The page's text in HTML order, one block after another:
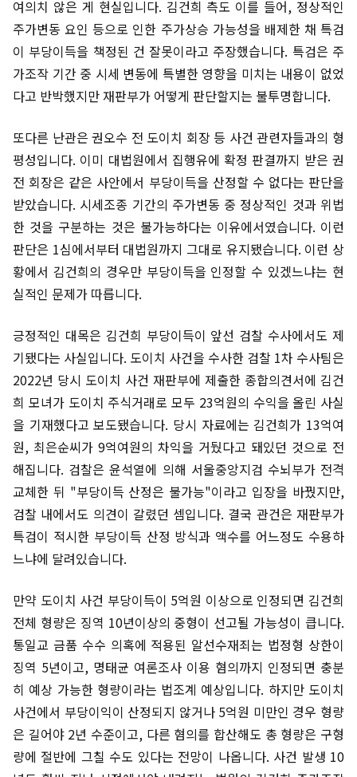
여의치 않은 게 현실입니다. 김건희 측도 이를 들어, 정상적인
주가변동 요인 등으로 인한 주가상승 가능성을 배제한 채 특검
이 부당이득을 책정된 건 잘못이라고 주장했습니다. 특검은 주
가조작 기간 중 시세 변동에 특별한 영향을 미치는 내용이 없었
다고 반박했지만 재판부가 어떻게 판단할지는 불투명합니다.
또다른 난관은 권오수 전 도이치 회장 등 사건 관련자들과의 형
평성입니다. 이미 대법원에서 집행유에 확정 판결까지 받은 권
전 회장은 같은 사안에서 부당이득을 산정할 수 없다는 판단을
받았습니다. 시세조종 기간의 주가변동 중 정상적인 것과 위법
한 것을 구분하는 것은 불가능하다는 이유에서였습니다. 이런
판단은 1심에서부터 대법원까지 그대로 유지됐습니다. 이런 상
황에서 김건희의 경우만 부당이득을 인정할 수 있겠느냐는 현
실적인 문제가 따릅니다.
긍정적인 대목은 김건희 부당이득이 앞선 검찰 수사에서도 제
기됐다는 사실입니다. 도이치 사건을 수사한 검찰 1차 수사팀은
2022년 당시 도이치 사건 재판부에 제출한 종합의견서에 김건
희 모녀가 도이치 주식거래로 모두 23억원의 수익을 올린 사실
을 기재했다고 보도됐습니다. 당시 자료에는 김건희가 13억여
원, 최은순씨가 9억여원의 차익을 거뒀다고 돼있던 것으로 전
해집니다. 검찰은 윤석열에 의해 서울중앙지검 수뇌부가 전격
교체한 뒤 "부당이득 산정은 불가능"이라고 입장을 바꿨지만,
검찰 내에서도 의견이 갈렸던 셈입니다. 결국 관건은 재판부가
특검이 적시한 부당이득 산정 방식과 액수를 어느정도 수용하
느냐에 달려있습니다.
만약 도이치 사건 부당이득이 5억원 이상으로 인정되면 김건희
전체 형량은 징역 10년이상의 중형이 선고될 가능성이 큽니다.
통일교 금품 수수 의혹에 적용된 알선수재죄는 법정형 상한이
징역 5년이고, 명태균 여론조사 이용 혐의까지 인정되면 충분
히 예상 가능한 형량이라는 법조계 예상입니다. 하지만 도이치
사건에서 부당이익이 산정되지 않거나 5억원 미만인 경우 형량
은 길어야 2년 수준이고, 다른 혐의를 합산해도 총 형량은 구형
량에 절반에 그칠 수도 있다는 전망이 나옵니다. 사건 발생 10